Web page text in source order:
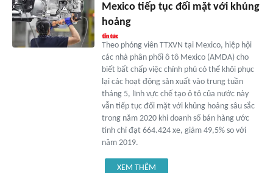
Mexico tiếp tục đối mặt với khủng
hoảng
Theo phóng viên TTXVN tại Mexico, hiệp hội
các nhà phân phối ô tô Mexico (AMDA) cho
biết bất chấp việc chính phủ có thể khôi phục
lại các hoạt động sản xuất vào trung tuần
tháng 5, lĩnh vực chế tạo ô tô của nước này
vẫn tiếp tục đối mặt với khủng hoảng sâu sắc
trong năm 2020 khi doanh số bán hàng ước
tính chỉ đạt 664.424 xe, giảm 49,5% so với
năm 2019.
XEM THÊM